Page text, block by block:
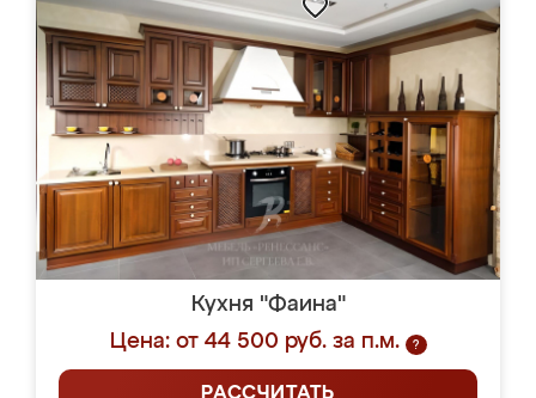
Кухня "Фаина"
Цена: от 44 500 руб. за п.м.
?